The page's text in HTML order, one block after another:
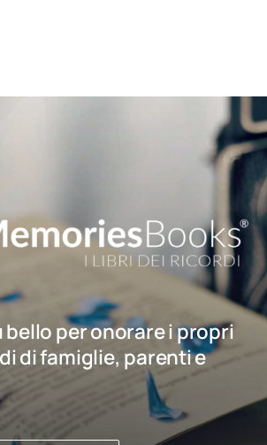
bello per onorare i propri
di famiglie, parenti e